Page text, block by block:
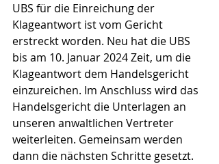
UBS für die Einreichung der
Klageantwort ist vom Gericht
erstreckt worden. Neu hat die UBS
bis am 10. Januar 2024 Zeit, um die
Klageantwort dem Handelsgericht
einzureichen. Im Anschluss wird das
Handelsgericht die Unterlagen an
unseren anwaltlichen Vertreter
weiterleiten. Gemeinsam werden
dann die nächsten Schritte gesetzt.